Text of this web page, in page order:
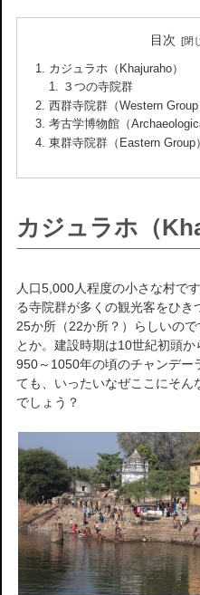
目次
カジュラホ（Khajuraho）
３つの寺院群
西群寺院群（Western Group
考古学博物館（
東群寺院群（Eastern Group
カジュラホ（
人口5,000人程度の小さな村で
る寺院群が多くの観光客をひ
25か所（22か所？）らしいの
とか。建設時期は10世紀初頭
950～1050年の頃のチャンデー
ても、いったいなぜここにそ
でしょう？